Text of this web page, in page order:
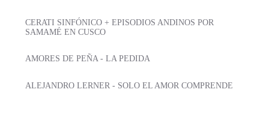
CERATI SINFÓNICO + EPISODIOS ANDINOS POR
SAMAMÉ EN CUSCO
AMORES DE PEÑA - LA PEDIDA
ALEJANDRO LERNER - SOLO EL AMOR COMPRENDE